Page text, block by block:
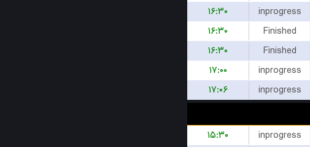
inprogress
۱۶:۳۰
Finished
۱۶:۳۰
Finished
۱۶:۳۰
inprogress
۱۷:۰۰
inprogress
۱۷:۰۶
inprogress
۱۵:۳۰